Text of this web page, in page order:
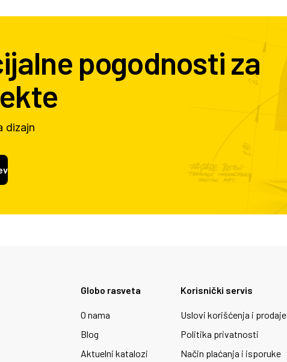
pogodnosti za
dizajn
Globo rasveta
O nama
Blog
Aktuelni katalozi
Korisnički servis
Uslovi korišćenja i prodaje
Politika privatnosti
Način plaćanja i isporuke